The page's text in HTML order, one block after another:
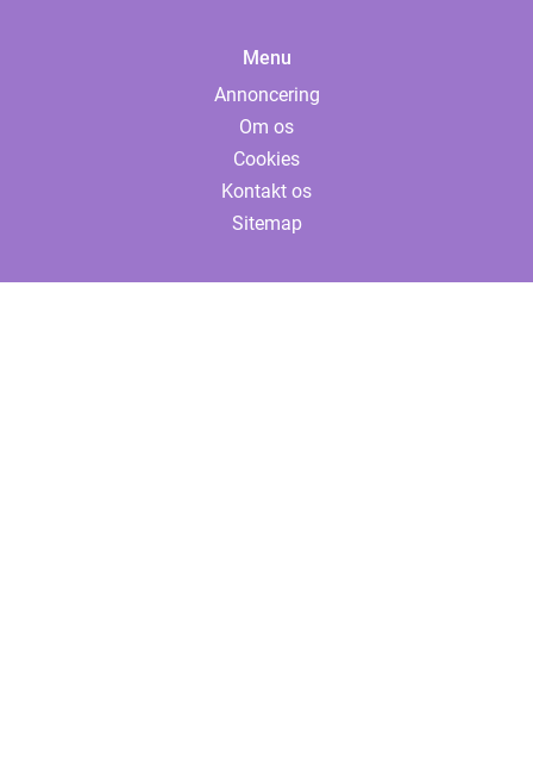
Menu
Annoncering
Om os
Cookies
Kontakt os
Sitemap